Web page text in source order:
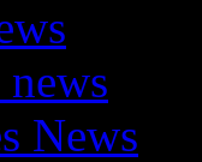
news
News